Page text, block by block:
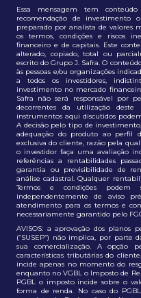
Essa mensagem tem
recomendação de investimento
preparado por analista de valores
os termos, condições e riscos
financeiro e de capitais. Este
alterado, copiado, total ou
escrito do Grupo J. Safra. O
às pessoas e/ou organizações
a todos os investidores,
investimento no mercado
Safra não será responsável por
decorrentes da utilização deste
instrumentos aqui discutidos
A decisão pelo tipo de
adequação do produto ao perfil
exclusiva do cliente, razão pela
o investidor faça uma avaliação
referências a rentabilidades
garantia ou previsibilidade de
análise cadastral. Qualquer
Termos e condições podem
independentemente de aviso
atendimento para os termos e
necessariamente garantido pelo
AVISOS: a aprovação dos planos
(“SUSEP”) não implica, por parte
sua comercialização. A opção
características tributárias do
incide apenas no momento do
enquanto no VGBL o Imposto de
PGBL o imposto incide sobre o
forma de renda. No caso do